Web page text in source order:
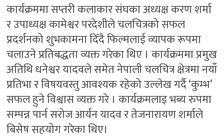
कार्यक्रममा सप्तरी कलाकार संघका अध्यक्ष करण शर्मा
र उपाध्यक्ष कामेश्वर परदेशीले चलचित्रको सफल
प्रदर्शनको शुभकामना दिँदै फिल्मलाई व्यापक रूपमा
चलाउने प्रतिबद्धता व्यक्त गरेका थिए । कार्यक्रममा प्रमुख
अतिथि धनेश्वर यादवले समेत नेपाली चलचित्र क्षेत्रमा नयाँ
प्रतिभा र विषयवस्तु आवश्यक रहेको उल्लेख गर्दै ‘कुम्भ’
सफल हुने विश्वास व्यक्त गरे । कार्यक्रमलाइ भब्य रुपमा
सम्पन्न पार्न सरोज आर्यन यादव र तेजनारायण शर्माले
बिसेष सहयोग गरेका थिए।